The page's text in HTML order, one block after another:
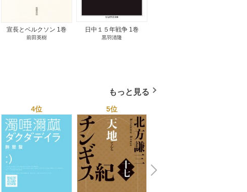
宣長とベルクソン 1巻
前田英樹
日中１５年戦争 1巻
黒羽清隆
もっと見る
4位 5位
N
x